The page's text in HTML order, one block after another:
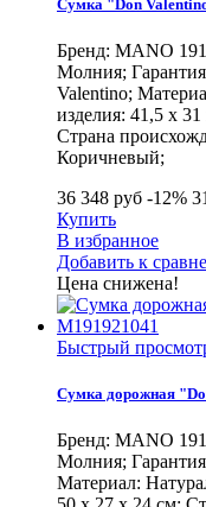
Сумка "Don
Бренд: MANO
Молния;
Valentino;
изделия: 41,5 х
Страна
Коричневый;
36 348 руб -12%
Купить
В избранное
Добавить к
Цена снижена!
Быстрый
Сумка дорожная
Бренд: MANO
Молния;
Материал: